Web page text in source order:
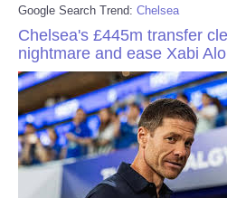
Google Search Trend: Chelsea
Chelsea's £445m transfer
nightmare and ease Xabi